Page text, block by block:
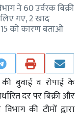
ने 60 उर्वरक बिक्री
लिए गए, 2 खाद
को कारण बताओ
बुवाई व रोपाई के
दर पर बिक्री और
की टीमों द्वारा